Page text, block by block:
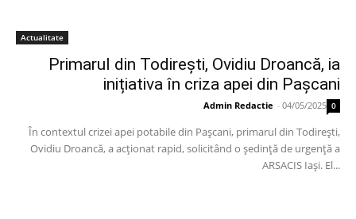
Actualitate
Primarul din Todirești, Ovidiu Droancă, ia
inițiativa în criza apei din Pașcani
Admin Redactie - 04/05/2025 0
În contextul crizei apei potabile din Pașcani, primarul din Todirești,
Ovidiu Droancă, a acționat rapid, solicitând o ședință de urgență a
ARSACIS Iași. El...